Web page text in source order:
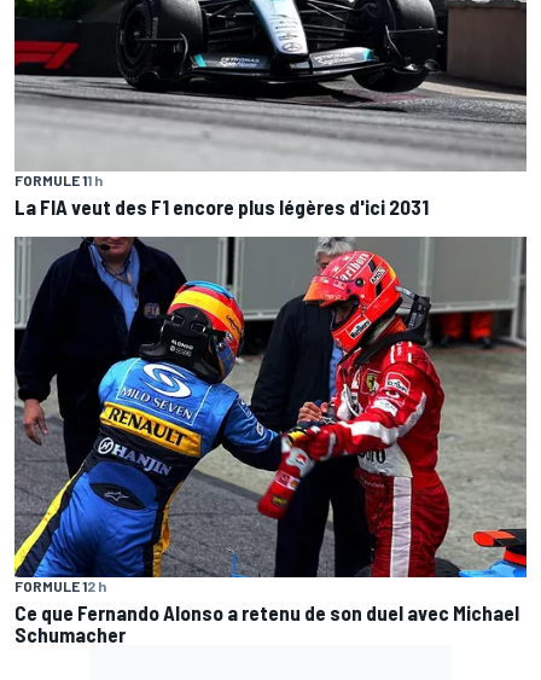
FORMULE 11 h
La FIA veut des F1 encore plus légères d'ici 2031
FORMULE 12 h
Ce que Fernando Alonso a retenu de son duel avec Michael
Schumacher